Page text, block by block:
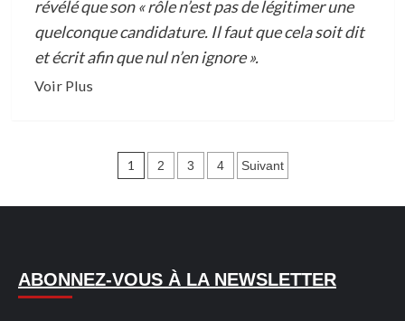
révélé que son « rôle n’est pas de légitimer une
quelconque candidature. Il faut que cela soit dit
et écrit afin que nul n’en ignore ».
Voir PlusEn
POLITIQUE
PRESIDENTIELLE
D’OCTOBRE
Pagination
1 2 3 4 Suivant
ABONNEZ-VOUS À LA NEWSLETTER